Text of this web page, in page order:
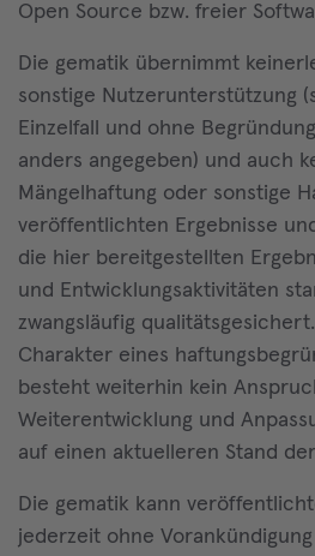
Open Source bzw. freier
Die gematik übernimmt
sonstige Nutzerunterstützung
Einzelfall und ohne
anders angegeben) und auch
Mängelhaftung oder sonstige
veröffentlichten Ergebnisse
die hier bereitgestellten
und Entwicklungsaktivitäten
zwangsläufig
Charakter eines
besteht weiterhin kein
Weiterentwicklung und
auf einen aktuelleren Stand
Die gematik kann
jederzeit ohne